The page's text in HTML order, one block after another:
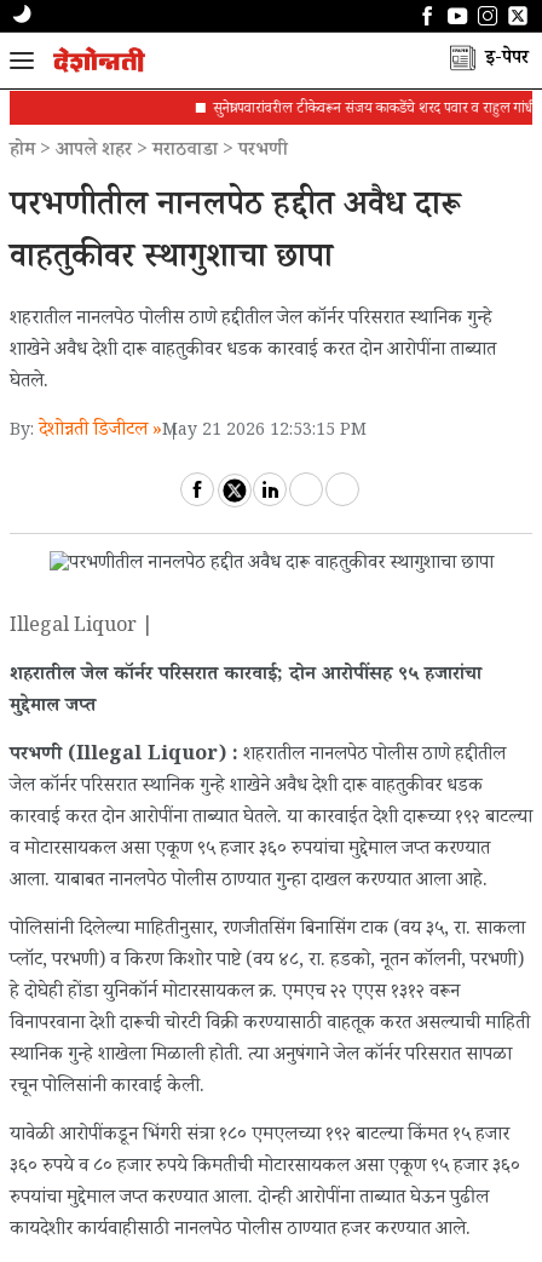
ई-पेपर
सुनेत्रा पवारांवरील टीकेवरून संजय काकडेंचे शरद पवार व राहुल गांधींना पत्र
होम> आपले शहर>मराठवाडा>परभणी
परभणीतील नानलपेठ हद्दीत अवैध दारू
वाहतुकीवर स्थागुशाचा छापा
शहरातील नानलपेठ पोलीस ठाणे हद्दीतील जेल कॉर्नर परिसरात स्थानिक गुन्हे
शाखेने अवैध देशी दारू वाहतुकीवर धडक कारवाई करत दोन आरोपींना ताब्यात
घेतले.
By: देशोन्नती डिजीटल »May 21 2026 12:53:15 PM
Illegal Liquor |
शहरातील जेल कॉर्नर परिसरात कारवाई; दोन आरोपींसह ९५ हजारांचा
मुद्देमाल जप्त
परभणी (Illegal Liquor) : शहरातील नानलपेठ पोलीस ठाणे हद्दीतील
जेल कॉर्नर परिसरात स्थानिक गुन्हे शाखेने अवैध देशी दारू वाहतुकीवर धडक
कारवाई करत दोन आरोपींना ताब्यात घेतले. या कारवाईत देशी दारूच्या १९२ बाटल्या
व मोटारसायकल असा एकूण ९५ हजार ३६० रुपयांचा मुद्देमाल जप्त करण्यात
आला. याबाबत नानलपेठ पोलीस ठाण्यात गुन्हा दाखल करण्यात आला आहे.
पोलिसांनी दिलेल्या माहितीनुसार, रणजीतसिंग बिनासिंग टाक (वय ३५, रा. साकला
प्लॉट, परभणी) व किरण किशोर पाष्टे (वय ४८, रा. हडको, नूतन कॉलनी, परभणी)
हे दोघेही होंडा युनिकॉर्न मोटारसायकल क्र. एमएच २२ एएस १३१२ वरून
विनापरवाना देशी दारूची चोरटी विक्री करण्यासाठी वाहतूक करत असल्याची माहिती
स्थानिक गुन्हे शाखेला मिळाली होती. त्या अनुषंगाने जेल कॉर्नर परिसरात सापळा
रचून पोलिसांनी कारवाई केली.
यावेळी आरोपींकडून भिंगरी संत्रा १८० एमएलच्या १९२ बाटल्या किंमत १५ हजार
३६० रुपये व ८० हजार रुपये किमतीची मोटारसायकल असा एकूण ९५ हजार ३६०
रुपयांचा मुद्देमाल जप्त करण्यात आला. दोन्ही आरोपींना ताब्यात घेऊन पुढील
कायदेशीर कार्यवाहीसाठी नानलपेठ पोलीस ठाण्यात हजर करण्यात आले.